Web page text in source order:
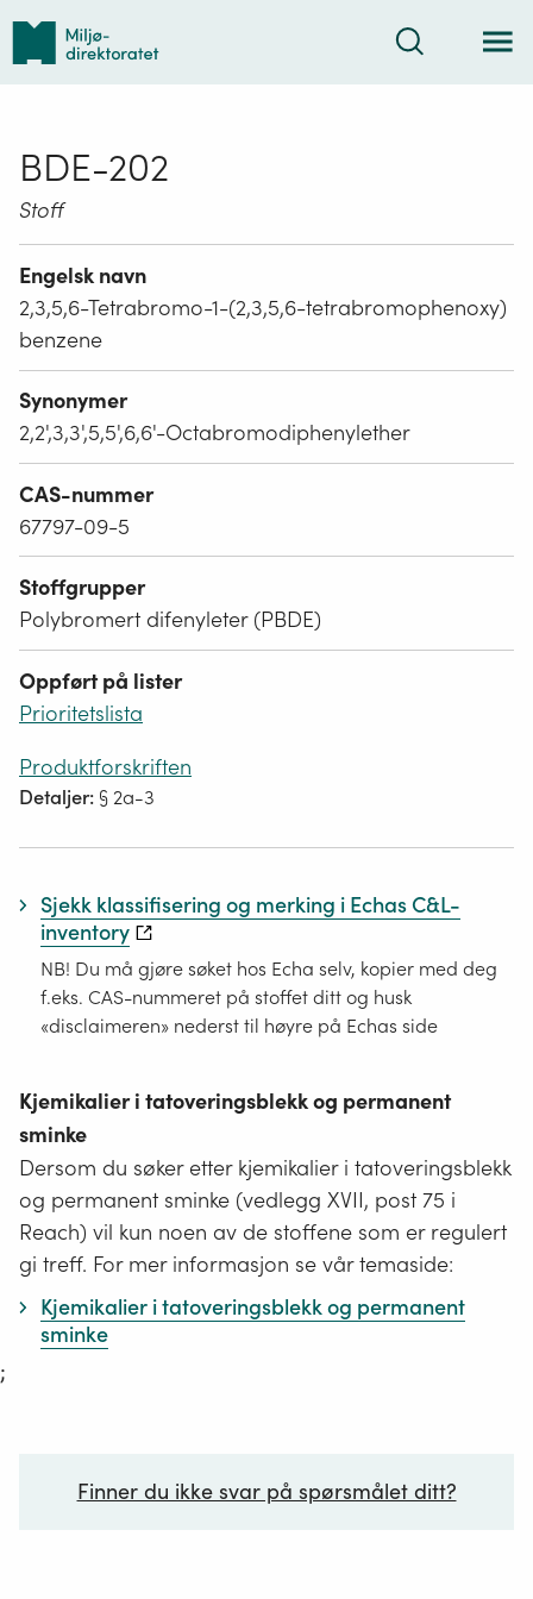
Tilbake
forsiden
Søk
BDE-202
Stoff
Engelsk navn
2,3,5,6-Tetrabromo-1-(2,3,5,6-tetrabromophenoxy)
benzene
Synonymer
2,2',3,3',5,5',6,6'-Octabromodiphenylether
CAS-nummer
67797-09-5
Stoffgrupper
Polybromert difenyleter (PBDE)
Oppført på lister
Prioritetslista
Produktforskriften
Detaljer: § 2a-3
Sjekk klassifisering og merking i Echas C&L-
inventory
NB! Du må gjøre søket hos Echa selv, kopier med deg
f.eks. CAS-nummeret på stoffet ditt og husk
«disclaimeren» nederst til høyre på Echas side
Kjemikalier i tatoveringsblekk og permanent
sminke
Dersom du søker etter kjemikalier i tatoveringsblekk
og permanent sminke (vedlegg XVII, post 75 i
Reach) vil kun noen av de stoffene som er regulert
gi treff. For mer informasjon se vår temaside:
Kjemikalier i tatoveringsblekk og permanent
sminke
;
Finner du ikke svar på spørsmålet ditt?